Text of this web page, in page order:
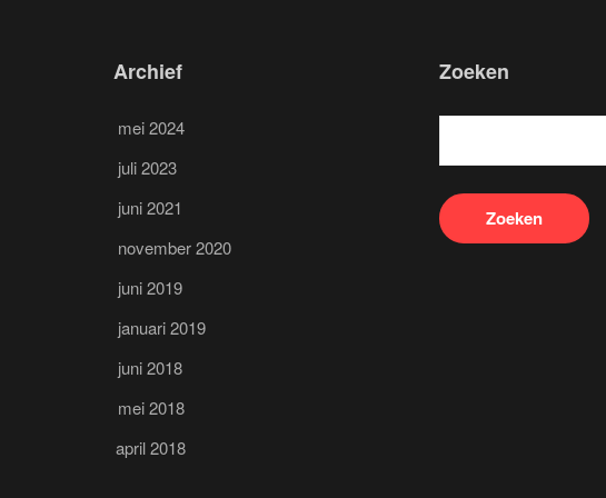
Archief
mei 2024
juli 2023
juni 2021
november 2020
juni 2019
januari 2019
juni 2018
mei 2018
april 2018
Zoeken